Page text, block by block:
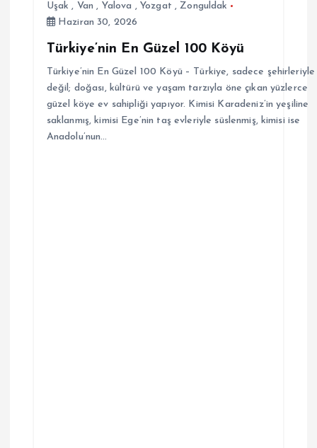
Uşak , Van , Yalova , Yozgat ,Zonguldak
Haziran 30, 2026
Türkiye’nin En Güzel 100 Köyü
Türkiye’nin En Güzel 100 Köyü – Türkiye, sadece şehirleriyle
değil; doğası, kültürü ve yaşam tarzıyla öne çıkan yüzlerce
güzel köye ev sahipliği yapıyor. Kimisi Karadeniz’in yeşiline
saklanmış, kimisi Ege’nin taş evleriyle süslenmiş, kimisi ise
Anadolu’nun…